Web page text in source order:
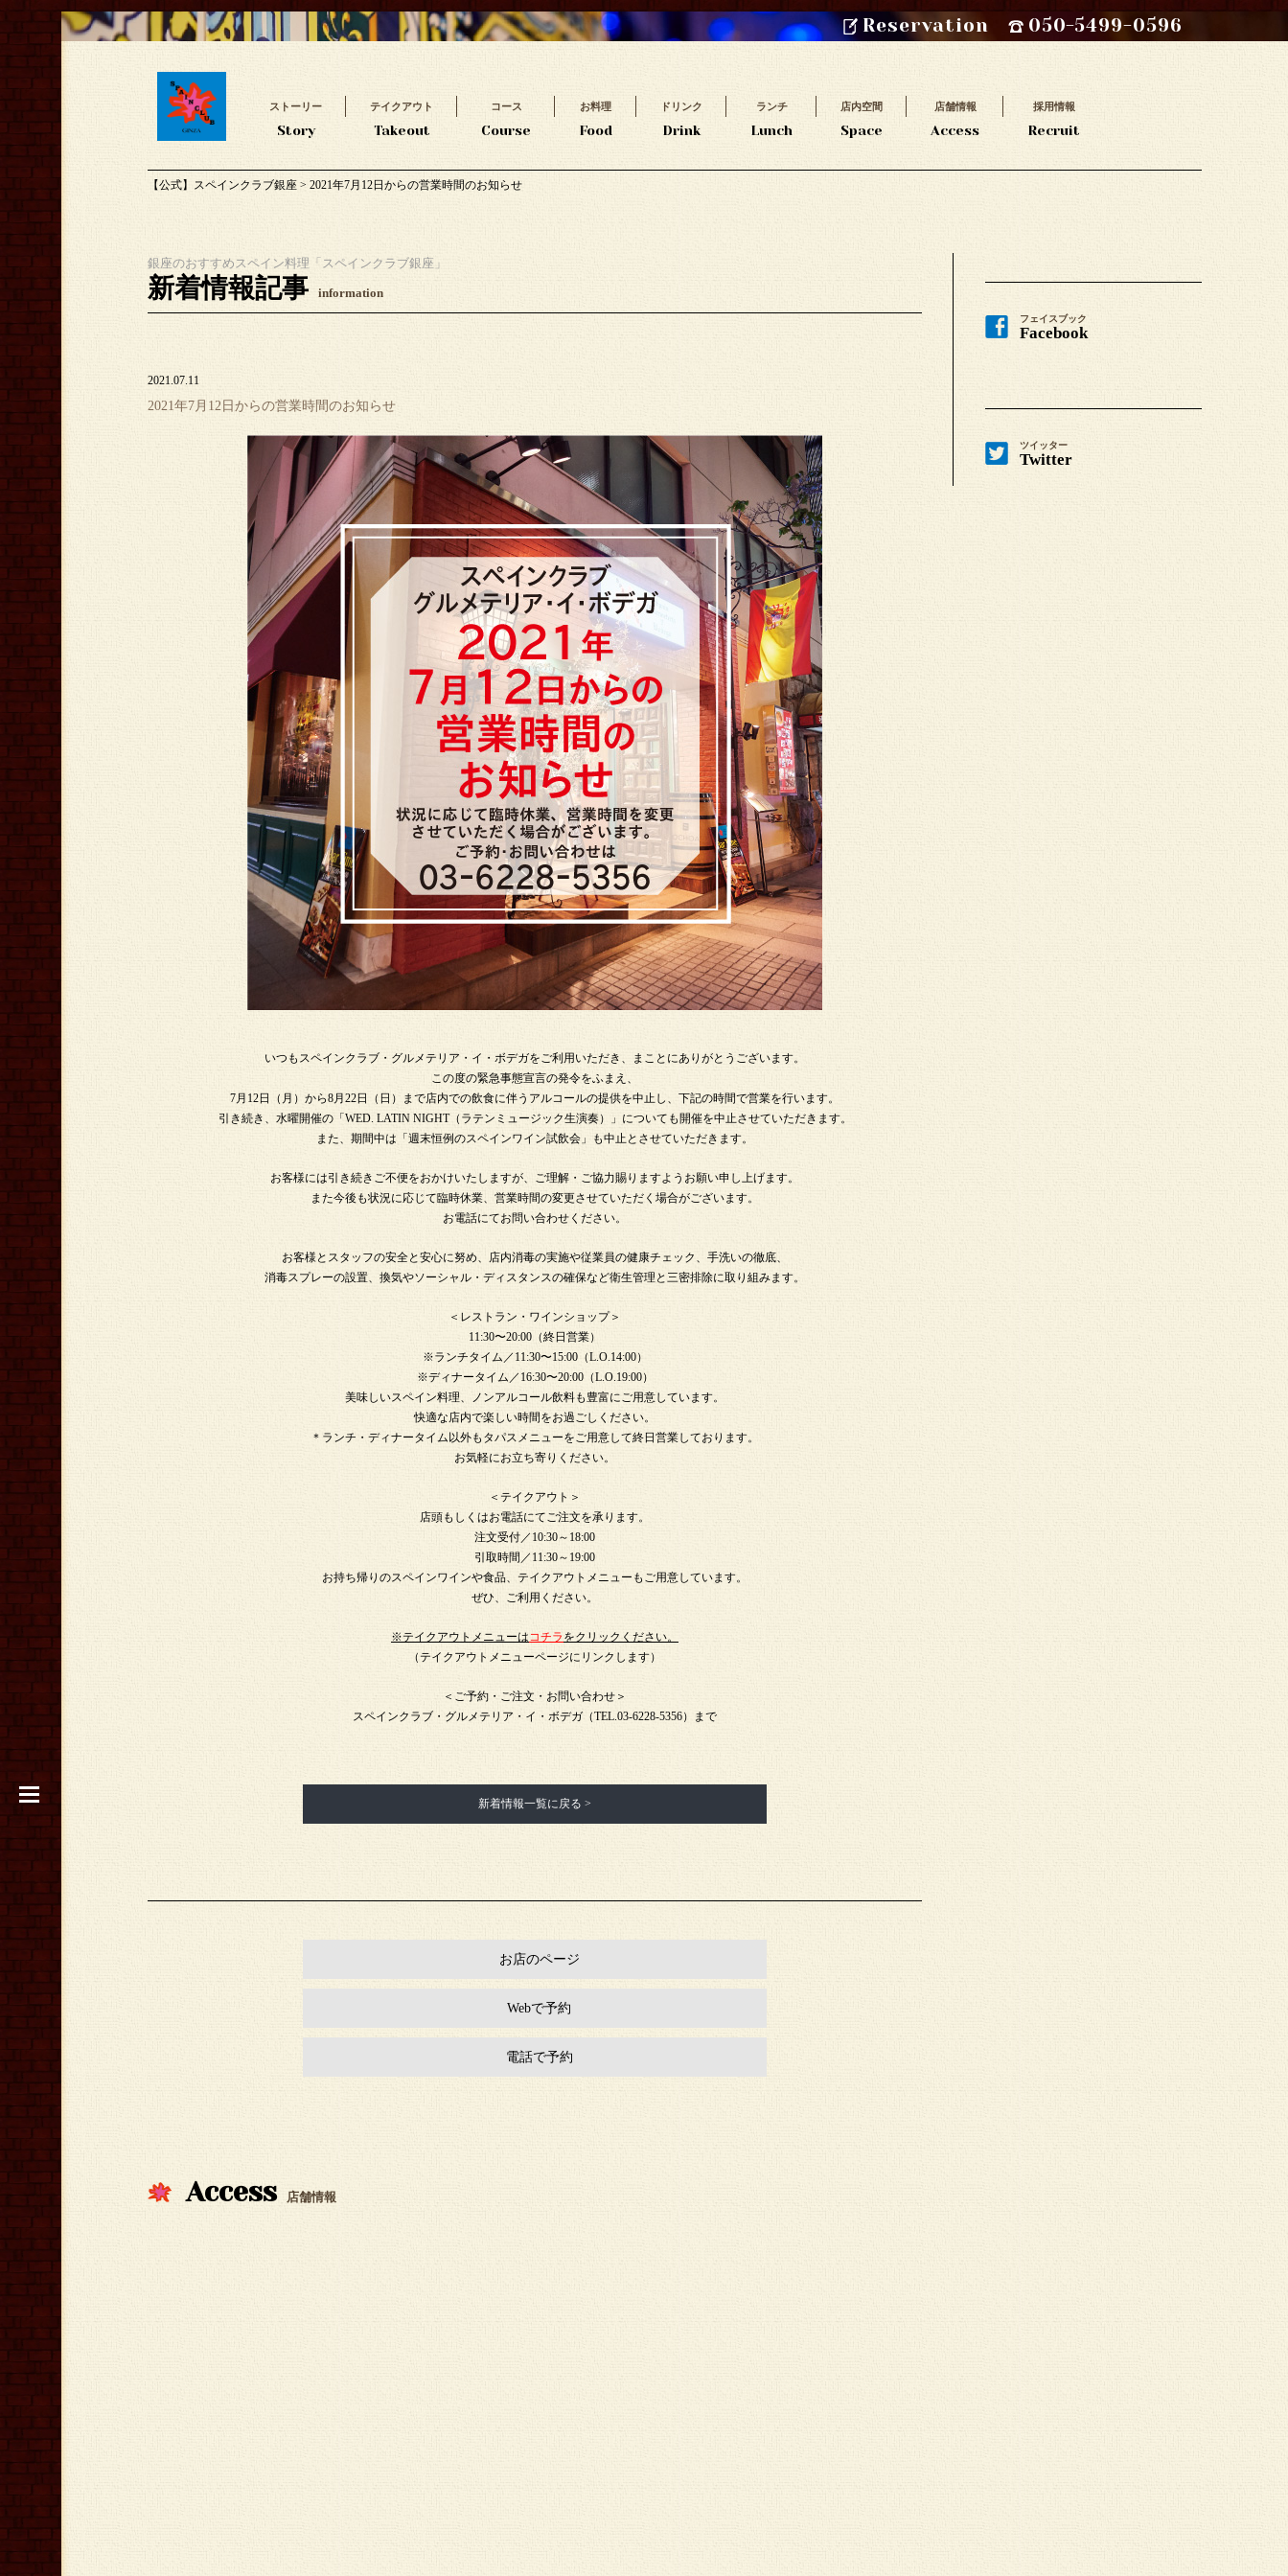
Reservation 050-5499-0596
ストーリー
Story
テイクアウト
Takeout
コース
Course
お料理
Food
ドリンク
Drink
ランチ
Lunch
店内空間
Space
店舗情報
Access
採用情報
Recruit
【公式】スペインクラブ銀座 > 2021年7月12日からの営業時間のお知らせ
銀座のおすすめスペイン料理「スペインクラブ銀座」
新着情報記事 information
2021.07.11
2021年7月12日からの営業時間のお知らせ
いつもスペインクラブ・グルメテリア・イ・ボデガをご利用いただき、まことにありがとうございます。
この度の緊急事態宣言の発令をふまえ、
7月12日（月）から8月22日（日）まで店内での飲食に伴うアルコールの提供を中止し、下記の時間で営業を行います。
引き続き、水曜開催の「WED. LATIN NIGHT（ラテンミュージック生演奏）」についても開催を中止させていただきます。
また、期間中は「週末恒例のスペインワイン試飲会」も中止とさせていただきます。
お客様には引き続きご不便をおかけいたしますが、ご理解・ご協力賜りますようお願い申し上げます。
また今後も状況に応じて臨時休業、営業時間の変更させていただく場合がございます。
お電話にてお問い合わせください。
お客様とスタッフの安全と安心に努め、店内消毒の実施や従業員の健康チェック、手洗いの徹底、
消毒スプレーの設置、換気やソーシャル・ディスタンスの確保など衛生管理と三密排除に取り組みます。
＜レストラン・ワインショップ＞
11:30〜20:00（終日営業）
※ランチタイム／11:30〜15:00（L.O.14:00）
※ディナータイム／16:30〜20:00（L.O.19:00）
美味しいスペイン料理、ノンアルコール飲料も豊富にご用意しています。
快適な店内で楽しい時間をお過ごしください。
＊ランチ・ディナータイム以外もタパスメニューをご用意して終日営業しております。
お気軽にお立ち寄りください。
＜テイクアウト＞
店頭もしくはお電話にてご注文を承ります。
注文受付／10:30～18:00
引取時間／11:30～19:00
お持ち帰りのスペインワインや食品、テイクアウトメニューもご用意しています。
ぜひ、ご利用ください。
※テイクアウトメニューはコチラ をクリックください。
（テイクアウトメニューページにリンクします）
＜ご予約・ご注文・お問い合わせ＞
スペインクラブ・グルメテリア・イ・ボデガ（TEL.03-6228-5356）まで
新着情報一覧に戻る >
お店のページ
Webで予約
電話で予約
Access 店舗情報
フェイスブック
Facebook
ツイッター
Twitter